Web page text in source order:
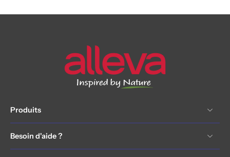
Produits
Besoin d'aide ?